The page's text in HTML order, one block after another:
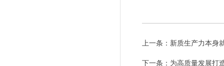
上一条： 新质生产力本身
下一条： 为高质量发展打